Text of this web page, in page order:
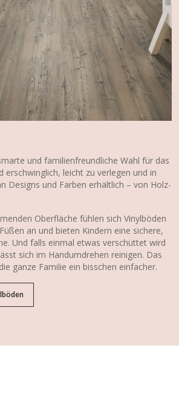
und familienfreundliche Wahl für das
erschwinglich, leicht zu verlegen und in
Designs und Farben erhältlich – von Holz-
Oberfläche fühlen sich Vinylböden
an und bieten Kindern eine sichere,
Und falls einmal etwas verschüttet wird
sich im Handumdrehen reinigen. Das
ganze Familie ein bisschen einfacher.